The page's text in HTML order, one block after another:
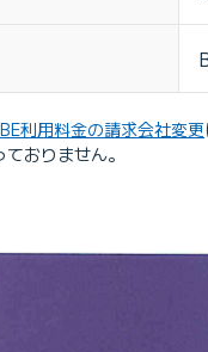
利用料金の請求会社変更
おりません。